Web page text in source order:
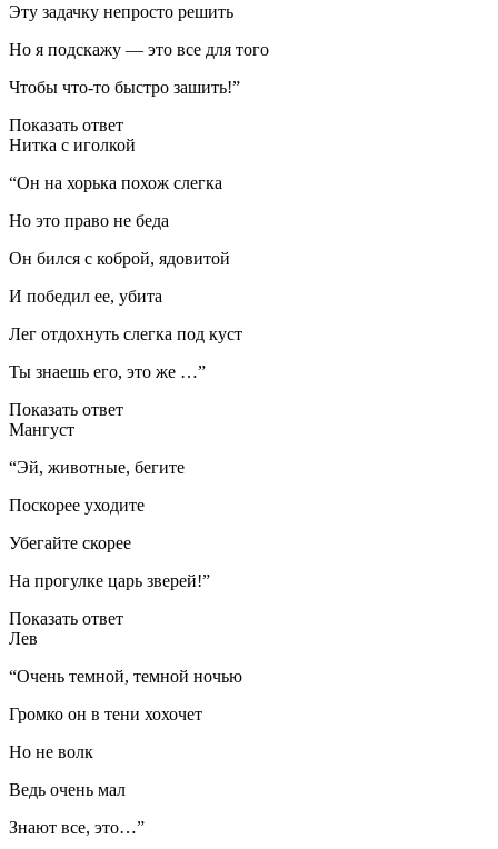
Эту задачку непросто решить
Но я подскажу — это все для того
Чтобы что-то быстро зашить!”
Показать ответ
Нитка с иголкой
“Он на хорька похож слегка
Но это право не беда
Он бился с коброй, ядовитой
И победил ее, убита
Лег отдохнуть слегка под куст
Ты знаешь его, это же …”
Показать ответ
Мангуст
“Эй, животные, бегите
Поскорее уходите
Убегайте скорее
На прогулке царь зверей!”
Показать ответ
Лев
“Очень темной, темной ночью
Громко он в тени хохочет
Но не волк
Ведь очень мал
Знают все, это…”